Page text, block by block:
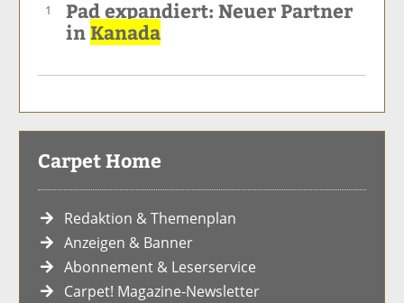
1
Pad expandiert: Neuer Partner
inKanada
Carpet Home
Redaktion & Themenplan
Anzeigen & Banner
Abonnement & Leserservice
Carpet! Magazine-Newsletter